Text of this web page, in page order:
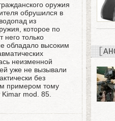
оружия
обрушился в
из
которое по
него только
обладало высоким
неизменной
уже не вызывали
без
примером тому
Kimar mod. 85.